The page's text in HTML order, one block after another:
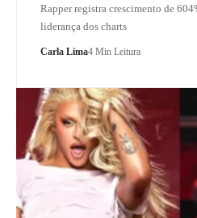
Rapper registra crescimento de
liderança dos charts
Carla Lima4 Min Leitura